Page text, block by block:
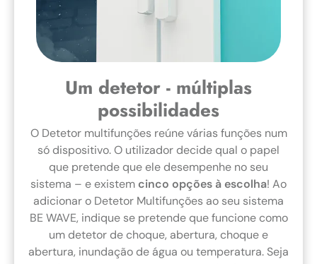
Um detetor - múltiplas
possibilidades
O Detetor multifunções reúne várias funções num
só dispositivo. O utilizador decide qual o papel
que pretende que ele desempenhe no seu
sistema – e existem cinco opções à escolha! Ao
adicionar o Detetor Multifunções ao seu sistema
BE WAVE, indique se pretende que funcione como
um detetor de choque, abertura, choque e
abertura, inundação de água ou temperatura. Seja